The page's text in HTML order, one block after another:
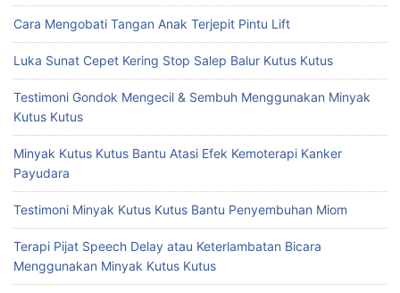
Cara Mengobati Tangan Anak Terjepit Pintu Lift
Luka Sunat Cepet Kering Stop Salep Balur Kutus Kutus
Testimoni Gondok Mengecil & Sembuh Menggunakan Minyak
Kutus Kutus
Minyak Kutus Kutus Bantu Atasi Efek Kemoterapi Kanker
Payudara
Testimoni Minyak Kutus Kutus Bantu Penyembuhan Miom
Terapi Pijat Speech Delay atau Keterlambatan Bicara
Menggunakan Minyak Kutus Kutus